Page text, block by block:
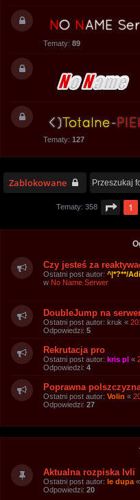
Tematy: 89
Tematy: 127
Zablokowane
Tematy: 358 1
Czy jesteś za
Ostatni post autor: ^|*?**/
w No Name Serwer
DoubleJump na
Ostatni post autor: kruk «
Odpowiedzi: 5
Rekrutacja pro
Ostatni post autor: kris pl «
Odpowiedzi: 4
Poprawna
Ostatni post autor: Volin «
Odpowiedzi: 27
Aktualna rozpiska lvli
Ostatni post autor: le dupa «
Odpowiedzi: 20